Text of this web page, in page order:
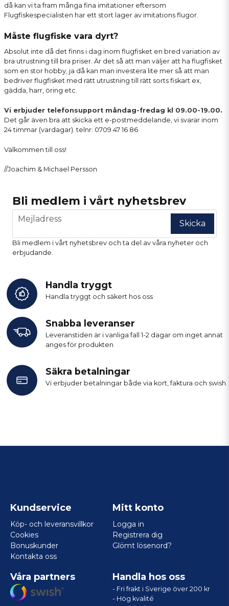
då kan vi ta fram många fina imitationer eftersom
Flugfiskespecialisten har ett stort lager av imitations flugor.
Måste flugfiske vara dyrt?
Absolut inte då det finns i dag inom flugfisket en bred variation av
bra utrustning till bra priser. Är det så att man väljer att ha flugfisket
som en stor hobby, ja då kan man investera lite mer så att man
bedriver flugfisket med rätt utrustning till rätt sorts fiskart ex,
gädda, harr, öring etc.
Vi erbjuder telefonsupport måndag-fredag kl 09.00-19.00.
Det går även bra att skicka ett e-postmeddelande , vi svarar inom
24 timmar (vardagar). telnr: 0709 47 16 86
Välkommen till oss!
//Joachim & Michael Persson
Bli medlem i vårt nyhetsbrev
email
Mejladress Skicka
Bli medlem i vårt nyhetsbrev och ta del av våra nyheter och
erbjudande.
Handla tryggt
Handla tryggt och säkert hos oss
Snabba leveranser
Leveranstiden är i vanliga fall 1-2 dagar om inget annat
anges för produkten
Säkra betalningar
Vi erbjuder betalningar både via kort, faktura och swish.
Kundservice
Köp- och leveransvillkor
Cookies
Bonuskunder
Kontakta oss
Mitt konto
Logga in
Registrera dig
Glömt lösenord?
Våra partners Handla hos oss
- Fri frakt i Sverige över 200 kr
- Hög kvalité